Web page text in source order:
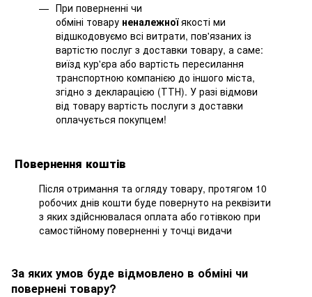
При поверненні чи
обміні товару неналежноїякості ми
відшкодовуємо всі витрати, пов'язаних із
вартістю послуг з доставки товару, а саме:
виїзд кур'єра або вартість пересилання
транспортною компанією до іншого міста,
згідно з декларацією (ТТН). У разі відмови
від товару вартість послуги з доставки
оплачується покупцем!
Повернення коштів
Після отримання та огляду товару, протягом 10
робочих днів кошти буде повернуто на реквізити
з яких здійснювалася оплата або готівкою при
самостійному поверненні у точці видачи
За яких умов буде відмовлено в обміні чи
повернені товару?